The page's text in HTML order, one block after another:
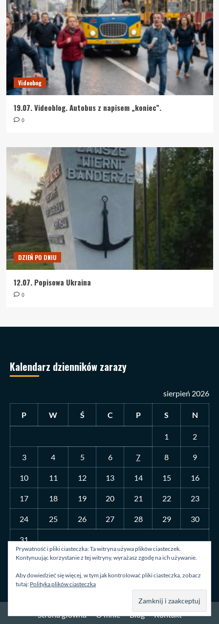
Videobog
19.07. Videoblog. Autobus z napisem „koniec”.
0
DZIEŃ PO DNIU
12.07. Popisowa Ukraina
0
Kalendarz dzienników zarazy
sierpień 2026
P W Ś C P S N
1 2
3 4 5 6 7 8 9
10 11 12 13 14 15 16
17 18 19 20 21 22 23
24 25 26 27 28 29 30
31
« lip
Strona główna O mnie Blog Kontakt
Prywatność i pliki ciasteczka: Ta witryna używa plików ciasteczek.
Kontynuując korzystanie z tej witryny, wyrażasz zgodę na ich używanie.
Aby dowiedzieć się więcej, w tym jak kontrolować pliki ciasteczka, zobacz
tutaj: Polityka plików ciasteczka